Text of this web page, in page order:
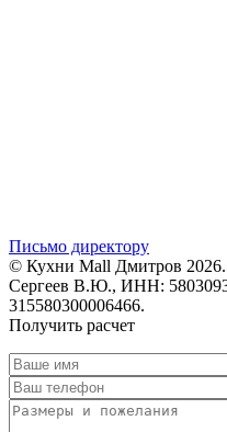
Письмо директору
© Кухни Mall Дмитров
Сергеев В.Ю., ИНН:
315580300006466.
Получить расчет